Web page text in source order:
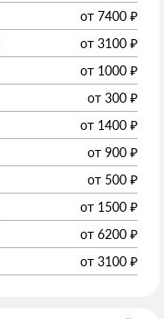
от 7400 ₽
от 3100 ₽
от 1000 ₽
от 300 ₽
от 1400 ₽
от 900 ₽
от 500 ₽
от 1500 ₽
от 6200 ₽
от 3100 ₽